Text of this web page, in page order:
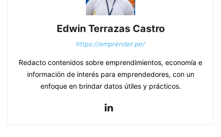
Edwin Terrazas Castro
https://emprender.pe/
Redacto contenidos sobre emprendimientos, economía e
información de interés para emprendedores, con un
enfoque en brindar datos útiles y prácticos.